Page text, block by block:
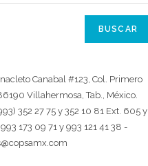
BUSCAR
Canabal #123, Col. Primero
Villahermosa, Tab., México.
352 27 75 y 352 10 81 Ext. 605 y
993 173 09 71 y 993 121 41 38 -